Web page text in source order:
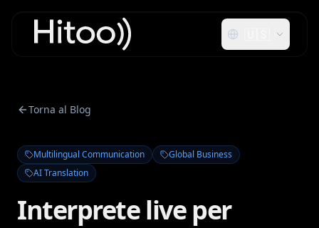
Torna al Blog
Multilingual Communication
Global Business
AI Translation
Interprete live per